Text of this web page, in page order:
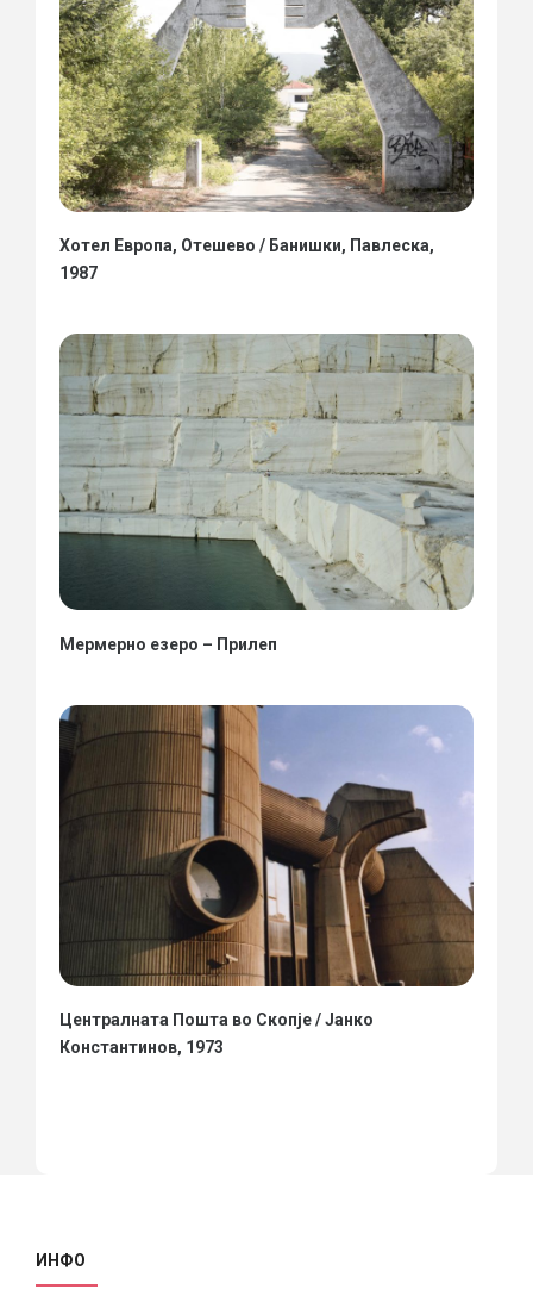
Хотел Европа, Отешево / Банишки, Павлеска,
1987
Мермерно езеро – Прилеп
Централната Пошта во Скопје / Јанко
Константинов, 1973
ИНФО